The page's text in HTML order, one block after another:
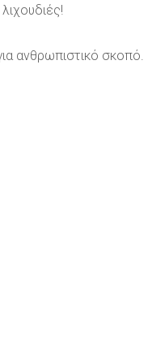
ανθρωπιστικό σκοπό.